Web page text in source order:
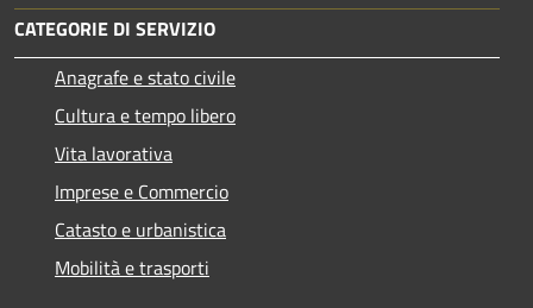
CATEGORIE DI SERVIZIO
Anagrafe e stato civile
Cultura e tempo libero
Vita lavorativa
Imprese e Commercio
Catasto e urbanistica
Mobilità e trasporti